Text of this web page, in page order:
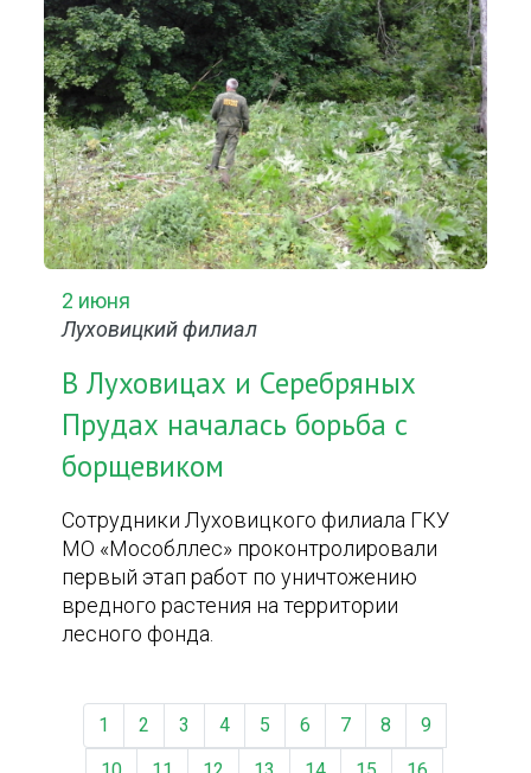
2 июня
Луховицкий филиал
В Луховицах и Серебряных
Прудах началась борьба с
борщевиком
Сотрудники Луховицкого филиала ГКУ
МО «Мособллес» проконтролировали
первый этап работ по уничтожению
вредного растения на территории
лесного фонда.
1 2 3 4 5 6 7 8
9